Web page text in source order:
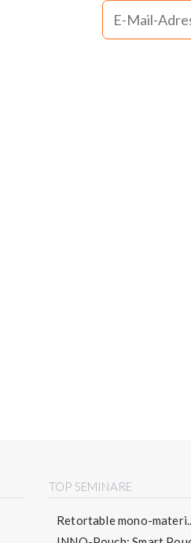
TOP SEMINARE
Retortable mono-